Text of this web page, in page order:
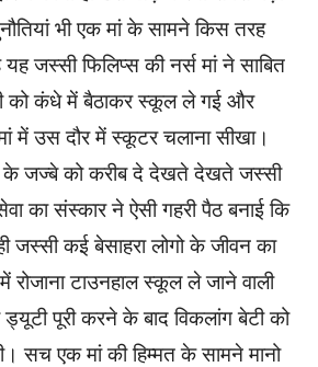
भी एक मां के सामने किस तरह
जस्सी फिलिप्स की नर्स मां ने साबित
को कंधे में बैठाकर स्कूल ले गई और
में उस दौर में स्कूटर चलाना सीखा।
के जज्बे को करीब दे देखते देखते जस्सी
का संस्कार ने ऐसी गहरी पैठ बनाई कि
जस्सी कई बेसाहरा लोगो के जीवन का
रोजाना टाउनहाल स्कूल ले जाने वाली
ड्यूटी पूरी करने के बाद विकलांग बेटी को
सच एक मां की हिम्मत के सामने मानो